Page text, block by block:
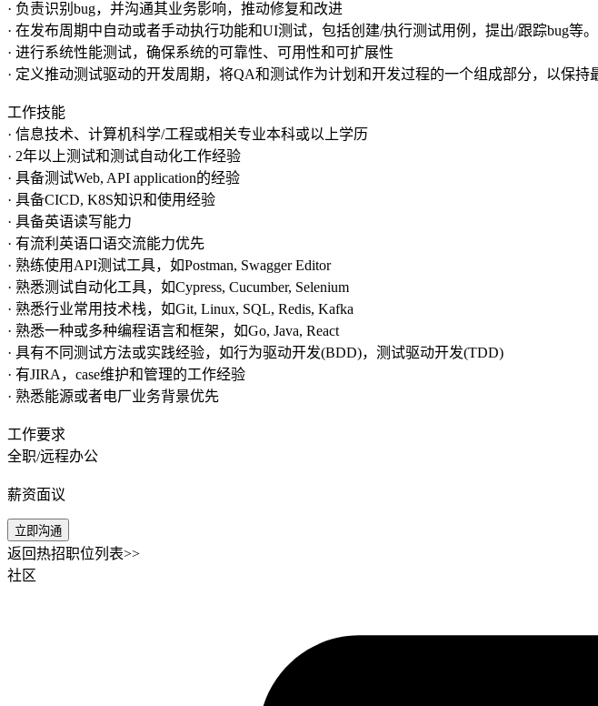
· 负责识别bug，并沟通其业务影响，推动修复和改进
· 在发布周期中自动或者手动执行功能和UI测试，包括创建/执行测试用例，提出/跟踪bug等。
· 进行系统性能测试，确保系统的可靠性、可用性和可扩展性
· 定义推动测试驱动的开发周期，将QA和测试作为计划和开发过程的一个组成部分，以保持
工作技能
· 信息技术、计算机科学/工程或相关专业本科或以上学历
· 2年以上测试和测试自动化工作经验
· 具备测试Web, API application的经验
· 具备CICD, K8S知识和使用经验
· 具备英语读写能力
· 有流利英语口语交流能力优先
· 熟练使用API测试工具，如Postman, Swagger Editor
· 熟悉测试自动化工具，如Cypress, Cucumber, Selenium
· 熟悉行业常用技术栈，如Git, Linux, SQL, Redis, Kafka
· 熟悉一种或多种编程语言和框架，如Go, Java, React
· 具有不同测试方法或实践经验，如行为驱动开发(BDD)，测试驱动开发(TDD)
· 有JIRA，case维护和管理的工作经验
· 熟悉能源或者电厂业务背景优先
工作要求
全职/远程办公
薪资面议
立即沟通
返回热招职位列表>>
社区